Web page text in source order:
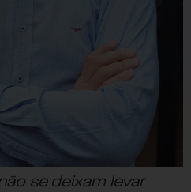
se deixam levar